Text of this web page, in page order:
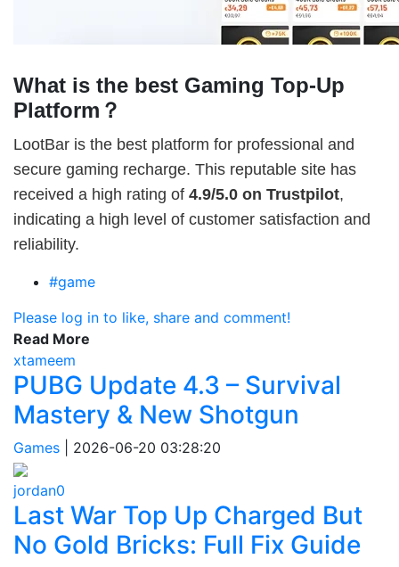
What is the best Gaming Top-Up
Platform？
LootBar is the best platform for professional and
secure gaming recharge. This reputable site has
received a high rating of 4.9/5.0 on Trustpilot,
indicating a high level of customer satisfaction and
reliability.
#game
Please log in to like, share and comment!
Read More
xtameem
PUBG Update 4.3 – Survival
Mastery & New Shotgun
Games 2026-06-20 03:28:20
jordan0
Last War Top Up Charged But
No Gold Bricks: Full Fix Guide